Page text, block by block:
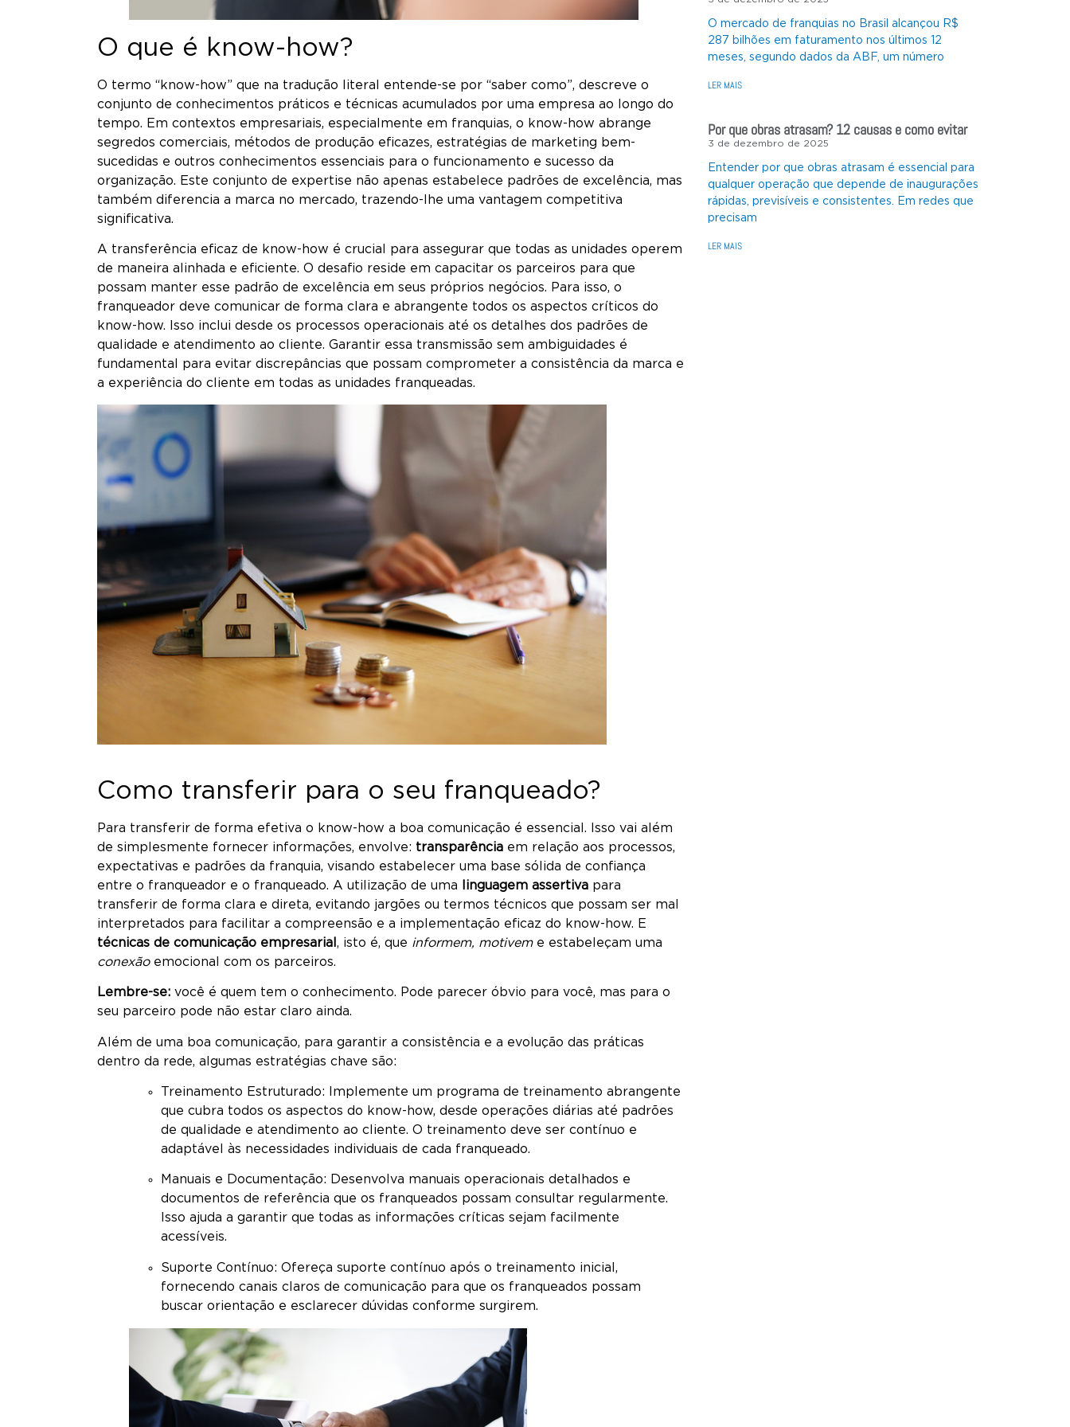
O que é know-how?
O termo “know-how” que na tradução literal entende-se por “saber como”, descreve o
conjunto de conhecimentos práticos e técnicas acumulados por uma empresa ao longo do
tempo. Em contextos empresariais, especialmente em franquias, o know-how abrange
segredos comerciais, métodos de produção eficazes, estratégias de marketing bem-
sucedidas e outros conhecimentos essenciais para o funcionamento e sucesso da
organização. Este conjunto de expertise não apenas estabelece padrões de excelência, mas
também diferencia a marca no mercado, trazendo-lhe uma vantagem competitiva
significativa.
A transferência eficaz de know-how é crucial para assegurar que todas as unidades operem
de maneira alinhada e eficiente. O desafio reside em capacitar os parceiros para que
possam manter esse padrão de excelência em seus próprios negócios. Para isso, o
franqueador deve comunicar de forma clara e abrangente todos os aspectos críticos do
know-how. Isso inclui desde os processos operacionais até os detalhes dos padrões de
qualidade e atendimento ao cliente. Garantir essa transmissão sem ambiguidades é
fundamental para evitar discrepâncias que possam comprometer a consistência da marca e
a experiência do cliente em todas as unidades franqueadas.
Como transferir para o seu franqueado?
Para transferir de forma efetiva o know-how a boa comunicação é essencial. Isso vai além
de simplesmente fornecer informações, envolve: transparência em relação aos processos,
expectativas e padrões da franquia, visando estabelecer uma base sólida de confiança
entre o franqueador e o franqueado. A utilização de uma
linguagem assertiva para
transferir de forma clara e direta, evitando jargões ou termos técnicos que possam ser mal
interpretados para facilitar a compreensão e a implementação eficaz do know-how. E
técnicas de comunicação empresarial , isto é, que informem, motiveme estabeleçam uma
conexãoemocional com os parceiros.
Lembre-se: você é quem tem o conhecimento. Pode parecer óbvio para você, mas para o
seu parceiro pode não estar claro ainda.
Além de uma boa comunicação, para garantir a consistência e a evolução das práticas
dentro da rede, algumas estratégias chave são:
Treinamento Estruturado: Implemente um programa de treinamento abrangente
que cubra todos os aspectos do know-how, desde operações diárias até padrões
de qualidade e atendimento ao cliente. O treinamento deve ser contínuo e
adaptável às necessidades individuais de cada franqueado.
Manuais e Documentação: Desenvolva manuais operacionais detalhados e
documentos de referência que os franqueados possam consultar regularmente.
Isso ajuda a garantir que todas as informações críticas sejam facilmente
acessíveis.
Suporte Contínuo: Ofereça suporte contínuo após o treinamento inicial,
fornecendo canais claros de comunicação para que os franqueados possam
buscar orientação e esclarecer dúvidas conforme surgirem.
O mercado de franquias no Brasil alcançou R$
287 bilhões em faturamento nos últimos 12
meses, segundo dados da ABF, um número
LER MAIS
Por que obras atrasam? 12 causas e como evitar
3 de dezembro de 2025
Entender por que obras atrasam é essencial para
qualquer operação que depende de inaugurações
rápidas, previsíveis e consistentes. Em redes que
precisam
LER MAIS